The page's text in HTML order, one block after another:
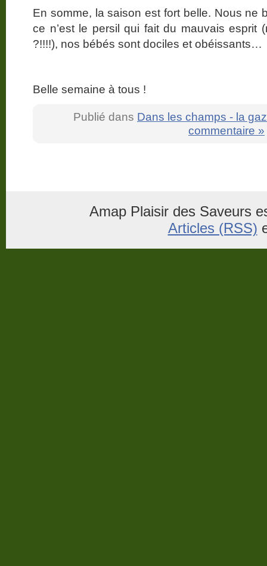
En somme, la saison est fort belle. Nous ne
ce n’est le persil qui fait du mauvais esprit
?!!!!), nos bébés sont dociles et obéissants…
Belle semaine à tous !
Publié dans Dans les champs - la
commentaire »
Amap Plaisir des Saveurs
Articles (RSS)